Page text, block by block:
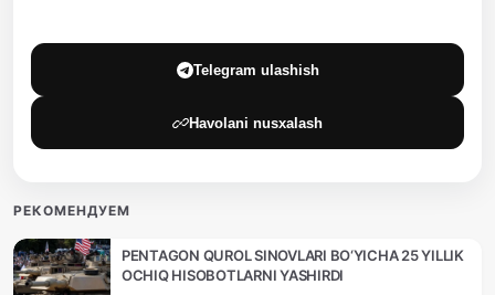
Telegram ulashish
Havolani nusxalash
РЕКОМЕНДУЕМ
PENTAGON QUROL SINOVLARI BO‘YICHA 25 YILLIK
OCHIQ HISOBOTLARNI YASHIRDI